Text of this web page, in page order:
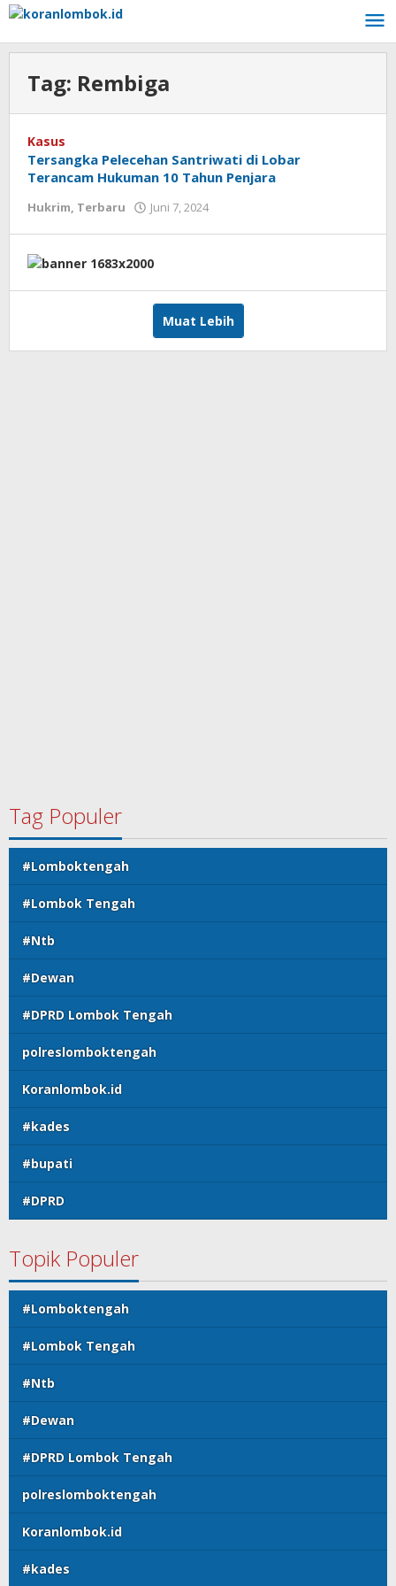
Lewati
konten
Tag: Rembiga
Kasus
Tersangka Pelecehan Santriwati di Lobar
Terancam Hukuman 10 Tahun Penjara
Hukrim, Terbaru Juni 7, 2024
Muat Lebih
Tag Populer
#Lomboktengah
#Lombok Tengah
#Ntb
#Dewan
#DPRD Lombok Tengah
polreslomboktengah
Koranlombok.id
#kades
#bupati
#DPRD
Topik Populer
#Lomboktengah
#Lombok Tengah
#Ntb
#Dewan
#DPRD Lombok Tengah
polreslomboktengah
Koranlombok.id
#kades